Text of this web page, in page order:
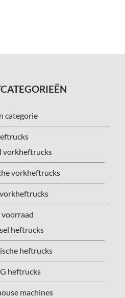
categorie
vorkheftrucks
vorkheftrucks
heftrucks
heftrucks
heftrucks
machines